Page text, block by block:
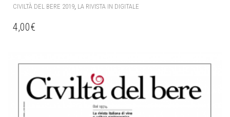
CIVILTÀ DEL BERE 2019, LA RIVISTA IN DIGITALE
4,00€